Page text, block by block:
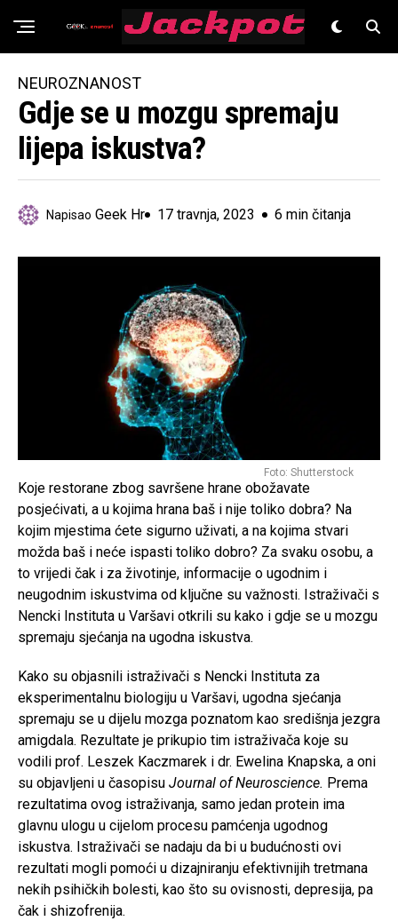
Znanost
NEUROZNANOST
Gdje se u mozgu spremaju
lijepa iskustva?
Napisao Geek Hr 17 travnja, 2023 6 min čitanja
Foto: Shutterstock
Koje restorane zbog savršene hrane obožavate
posjećivati, a u kojima hrana baš i nije toliko dobra? Na
kojim mjestima ćete sigurno uživati, a na kojima stvari
možda baš i neće ispasti toliko dobro? Za svaku osobu, a
to vrijedi čak i za životinje, informacije o ugodnim i
neugodnim iskustvima od ključne su važnosti. Istraživači s
Nencki Instituta u Varšavi otkrili su kako i gdje se u mozgu
spremaju sjećanja na ugodna iskustva.
Kako su objasnili istraživači s Nencki Instituta za
eksperimentalnu biologiju u Varšavi, ugodna sjećanja
spremaju se u dijelu mozga poznatom kao središnja jezgra
amigdala. Rezultate je prikupio tim istraživača koje su
vodili prof. Leszek Kaczmarek i dr. Ewelina Knapska, a oni
su objavljeni u časopisu Journal of Neuroscience. Prema
rezultatima ovog istraživanja, samo jedan protein ima
glavnu ulogu u cijelom procesu pamćenja ugodnog
iskustva. Istraživači se nadaju da bi u budućnosti ovi
rezultati mogli pomoći u dizajniranju efektivnijih tretmana
nekih psihičkih bolesti, kao što su ovisnosti, depresija, pa
čak i shizofrenija.